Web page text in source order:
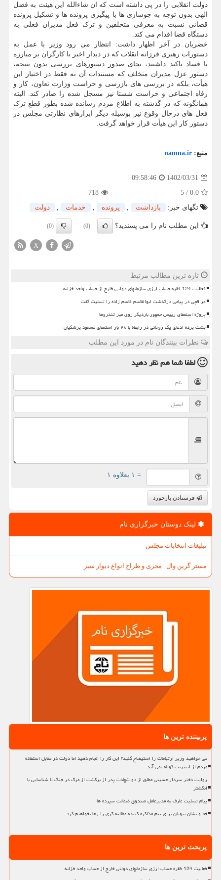
دولت انقلابی را در پی داشته است که ان شاءالله این هیئت به فضل
الهی بدون توجه به جوسازی ها با پیگیری پرونده ها و تشکیل پرونده
قضائی نسبت به معرفی متخلفین و ترک فعل مدیران فعلی به
دستگاه قضا اقدام می کند.
خضریان در آخر اظهار داشت: انتظار می رود وزیر با عمل به
دستورات رهبری فرزانه انقلاب که در دیدار اخیر با کارگران بر مبارزه
با فساد تاکید داشتند، بجای صدور دستورهای بررسی بدون نتیجه،
دستور عزل مدیران متخلف که مستندات آن نه فقط در اختیار این
هیأت، بلکه در بررسی های بازرسی و حراست وزارت تعاون، کار و
رفاه اجتماعی و حراست شستا نیز مسجل شده را صادر کند. البته
همانگونه که در گذشته به اطلاع مردم رسانده شده بطور قطع ترک
فعل های درحال وقوع نیز بوسیله دیگر ابزارهای نظارتی مجلس در
دستور کار این هیأت قرار خواهد گرفت.
منبع: namna.ir
1402/03/31
09:58:46
0.0
/
5
718
تگهای خبر:
بازداشت , پرونده , خدمات , دولت
این مطلب نام را می پسندید؟ (0)
(0)
X
تازه ترین مطالب مرتبط
فعالیت 124 فقره حساب ارزی سازمانهای دولتی خارج از حساب واحد خزانه
عراقچی در پیامی درگذشت ابوالقاسم قاسم زاده را تسلیت گفت
پروژه استعفای رییس جمهور باردیگر روی میز تندروها
پشت پرده ادعای یک روحانی در رابطه با ۲۸ بار استعفای مسعود پزشکیان
نظرات بینندگان نام در مورد این مطلب
لطفا شما همنظر دهید
= ۱ بعلاوه ۱
فرستادن بازخورد
لینک دوستان خبرگزاری نام
تبلیغات انتخابات مجلس
مستر گرین وال | مجری و طراح انواع دیوار سبز
پربیننده ترین ها
می خواهید وزیر ارتباطات را استیضاح کنید؟ این کار را انجام دهید اما دولت در مقابل استفاده
مردم از اینترنت کوتاه نمی آید
روایت دختر سردار حسینی مطلق از دو شهادت پدر از برگشت از مرگ در جنگ تا شناسایی با
انگشتر
پیام تسلیت عارف به مدیرعامل صندوق ضمانت سپرده ها
خط و نشان نبویان برای تیم مذاکره کننده مطالبه گری را رها نخواهیم کرد
پربحث ترین ها
فعالیت 124 فقره حساب ارزی سازمانهای دولتی خارج از حساب واحد خزانه